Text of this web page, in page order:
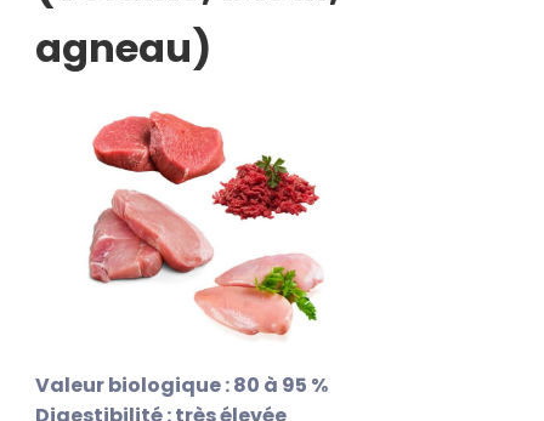
agneau)
Valeur biologique : 80 à 95 %